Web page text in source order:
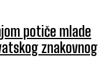
potiče mlade
znakovnog